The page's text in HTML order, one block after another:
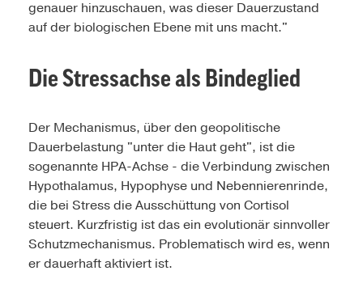
genauer hinzuschauen, was dieser Dauerzustand
auf der biologischen Ebene mit uns macht."
Die Stressachse als Bindeglied
Der Mechanismus, über den geopolitische
Dauerbelastung "unter die Haut geht", ist die
sogenannte HPA-Achse - die Verbindung zwischen
Hypothalamus, Hypophyse und Nebennierenrinde,
die bei Stress die Ausschüttung von Cortisol
steuert. Kurzfristig ist das ein evolutionär sinnvoller
Schutzmechanismus. Problematisch wird es, wenn
er dauerhaft aktiviert ist.